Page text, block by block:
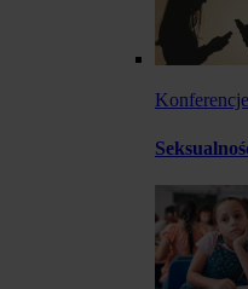
Konferencje